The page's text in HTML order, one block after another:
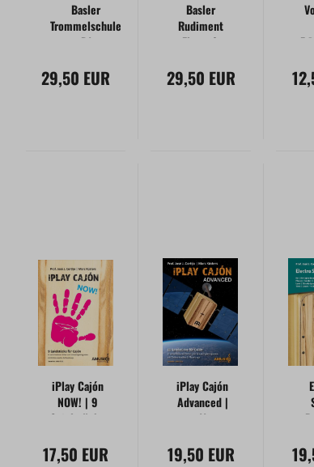
Basler
Trommelschule
D1
29,50 EUR
Basler
Rudiment
Flams &
D3, C1
29,50 EUR
iPlay Cajón
NOW! | 9
Spielstücke
17,50 EUR
iPlay Cajón
Advanced |
11
für Cajón
19,50 EUR